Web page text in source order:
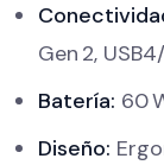
Gen 2,
Batería: 60
Diseño: